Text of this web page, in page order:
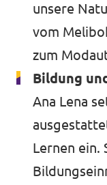
unsere
vom
zum
Bildung
Ana Lena
Lernen ein.